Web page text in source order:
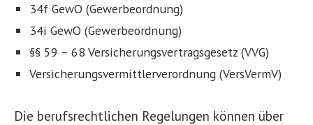
34f GewO (Gewerbeordnung)
34i GewO (Gewerbeordnung)
§§ 59 – 68 Versicherungsvertragsgesetz (VVG)
Versicherungsvermittlerverordnung (VersVermV)
Die berufsrechtlichen Regelungen können über